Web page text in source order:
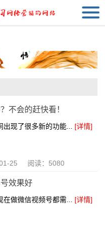
不会的赶快看！
现了很多新的功能... [详情]
01-25 阅读：5080
效果好
做微信视频号都需... [详情]